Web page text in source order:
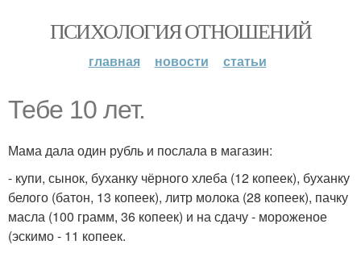
ПСИХОЛОГИЯ ОТНОШЕНИЙ
главная новости статьи
Тебе 10 лет.
Мама дала один рубль и послала в магазин:
- купи, сынок, буханку чёрного хлеба (12 копеек), буханку
белого (батон, 13 копеек), литр молока (28 копеек), пачку
масла (100 грамм, 36 копеек) и на сдачу - мороженое
(эскимо - 11 копеек.